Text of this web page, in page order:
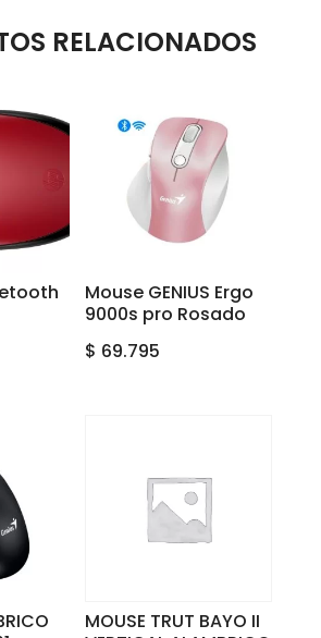
RELACIONADOS
Mouse GENIUS Ergo
9000s pro Rosado
$ 69.795
MOUSE TRUT BAYO II